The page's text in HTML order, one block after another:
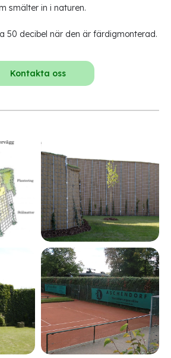
smälter in i naturen.
50 decibel när den är färdigmonterad.
Kontakta oss